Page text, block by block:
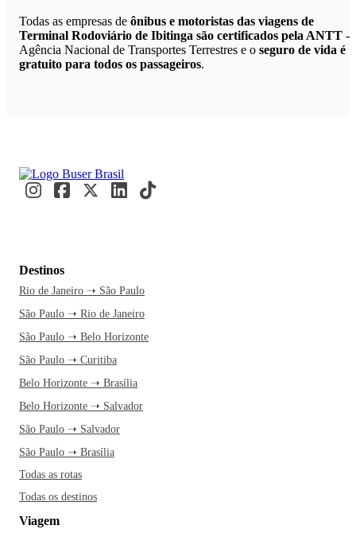
Todas as empresas de ônibus e motoristas das viagens de
Terminal Rodoviário de Ibitinga são certificados pela ANTT -
Agência Nacional de Transportes Terrestres e o seguro de vida é
gratuito para todos os passageiros.
Destinos
Rio de Janeiro ➝ São Paulo
São Paulo ➝ Rio de Janeiro
São Paulo ➝ Belo Horizonte
São Paulo ➝ Curitiba
Belo Horizonte ➝ Brasília
Belo Horizonte ➝ Salvador
São Paulo ➝ Salvador
São Paulo ➝ Brasília
Todas as rotas
Todas os destinos
Viagem